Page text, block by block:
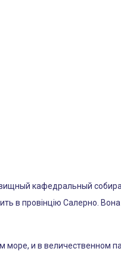
кафедральный
в провінцію Салерно.
море, и в величественном